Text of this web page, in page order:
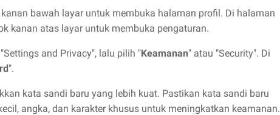
bawah layar untuk membuka halaman profil. Di halaman
kanan atas layar untuk membuka pengaturan.
and Privacy", lalu pilih "Keamanan" atau "Security". Di
".
kata sandi baru yang lebih kuat. Pastikan kata sandi baru
angka, dan karakter khusus untuk meningkatkan keamanan.